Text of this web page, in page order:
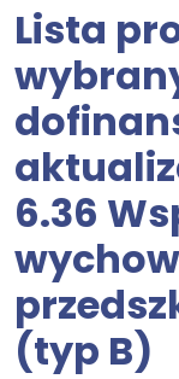
Lista
6.36
(typ B)